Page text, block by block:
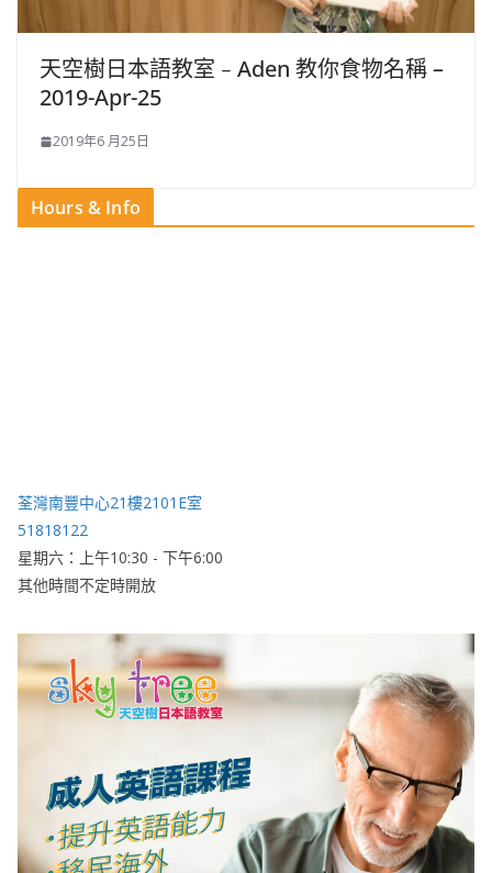
天空樹日本語教室﹣Aden 教你食物名稱 –
2019-Apr-25
2019年6 月25日
Hours & Info
荃灣南豐中心21樓2101E室
51818122
星期六：上午10:30 - 下午6:00
其他時間不定時開放